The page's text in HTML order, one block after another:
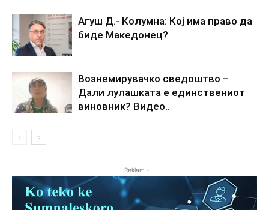
Агуш Д.- Колумна: Кој има право да
биде Македонец?
Вознемирувачко сведоштво –
Дали лулашката е единствениот
виновник? Видео..
- Reklam -